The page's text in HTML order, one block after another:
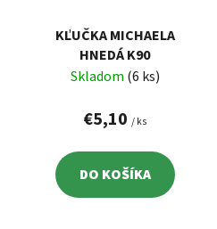
KĽUČKA MICHAELA
HNEDÁ K90
Skladom (6 ks)
€5,10 / ks
DO KOŠÍKA